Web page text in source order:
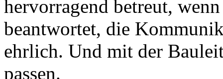
hervorragend betreut,
beantwortet, die
ehrlich. Und mit der
passen.